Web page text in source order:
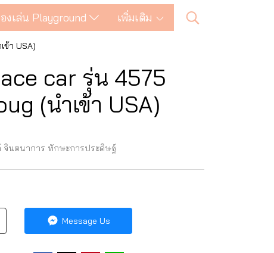
งเล่น Playground เพิ่มเติม
า USA)
car รุ่น 4575
(นำเข้า USA)
จินตนาการ ทักษะการประดิษฐ์
Message Us